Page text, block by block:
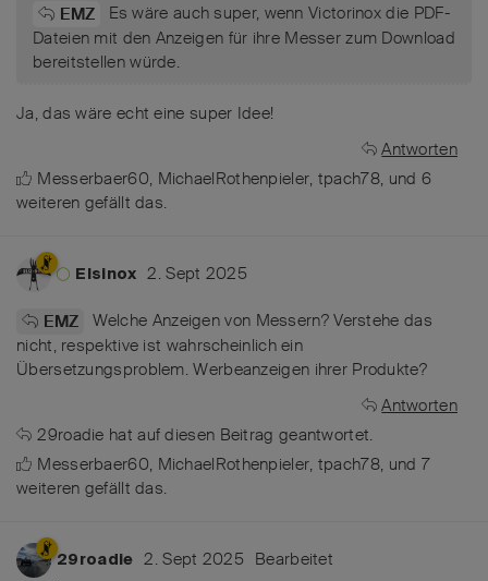
EMZ
Es wäre auch super, wenn Victorinox die PDF-
Dateien mit den Anzeigen für ihre Messer zum Download
bereitstellen würde.
Ja, das wäre echt eine super Idee!
Antworten
Messerbaer60, MichaelRothenpieler, tpach78, und 6
weiteren gefällt das.
Elsinox 2. Sept 2025
EMZ
Welche Anzeigen von Messern? Verstehe das
nicht, respektive ist wahrscheinlich ein
Übersetzungsproblem. Werbeanzeigen ihrer Produkte?
Antworten
29roadie hat auf diesen Beitrag geantwortet.
Messerbaer60, MichaelRothenpieler, tpach78, und 7
weiteren gefällt das.
29roadie 2. Sept 2025 Bearbeitet